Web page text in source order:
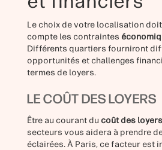
Le choix de votre localisation
compte les contraintes
Différents quartiers fourniront
opportunités et challenges
termes de loyers.
LE COÛT DES LOYERS
Être au courant du coût des loyers
secteurs vous aidera à prendre
éclairées. À Paris, ce facteur est